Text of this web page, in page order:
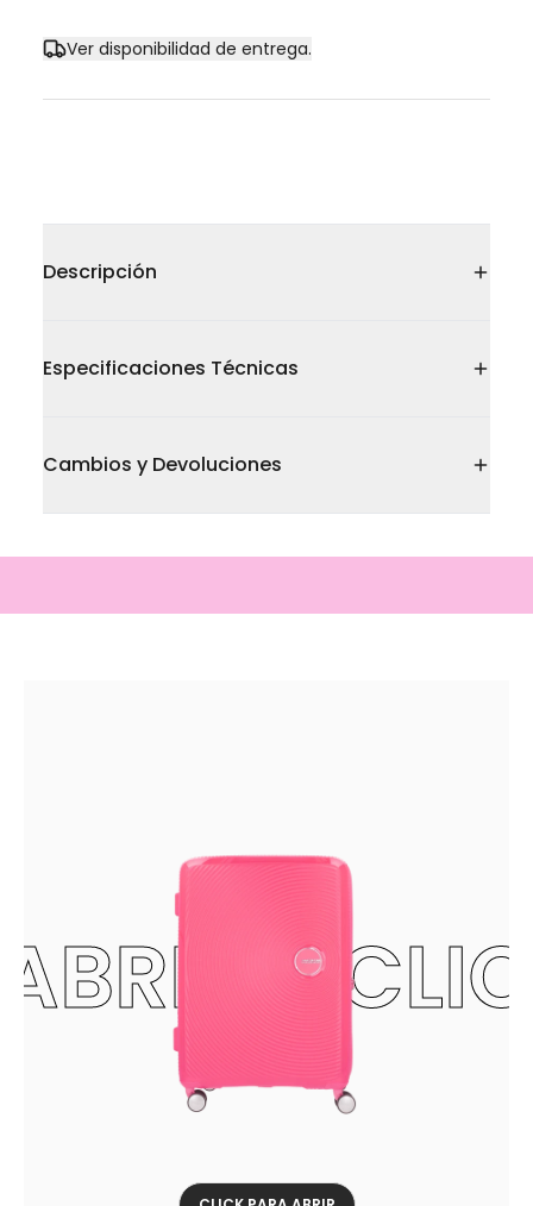
Ver disponibilidad de entrega.
Descripción
Especificaciones Técnicas
Cambios y Devoluciones
-